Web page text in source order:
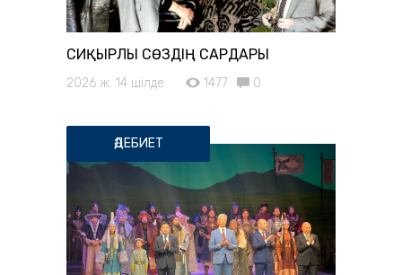
СИҚЫРЛЫ СӨЗДІҢ САРДАРЫ
2026 ж. 14 шілде 1477 0
ӘДЕБИЕТ